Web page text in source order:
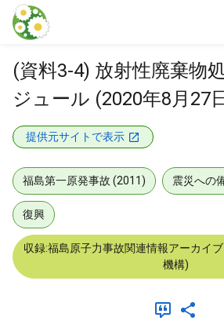
本文に飛ぶ
(資料3-4) 放射性廃棄物
ジュール (2020年8月27
提供元サイトで表示
福島第一原発事故 (2011) 震災への
復興
収録:福島原子力事故関連情報アーカイ
機構)